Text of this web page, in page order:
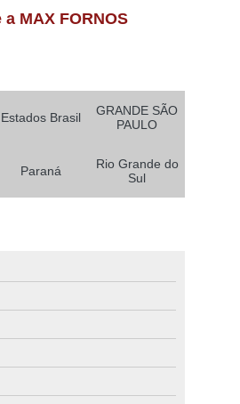
MAX FORNOS
Estados Brasil
GRANDE SÃO
PAULO
Paraná
Rio Grande do
Sul